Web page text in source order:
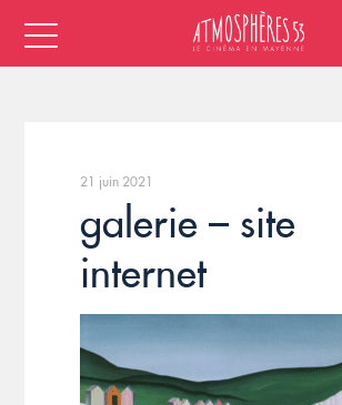
21 juin 2021
galerie – site
internet